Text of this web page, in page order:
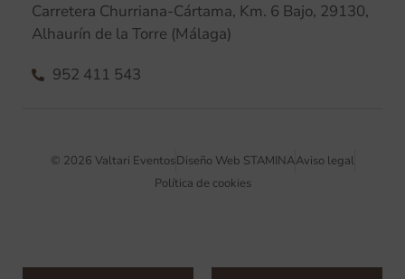
Carretera Churriana-Cártama, Km. 6 Bajo, 29130,
Alhaurín de la Torre (Málaga)
952 411 543
© 2026 Valtari EventosDiseño Web STAMINAAviso legal
Política de cookies